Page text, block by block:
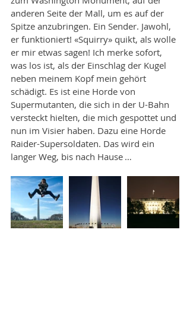
anderen Seite der Mall, um es auf der
Spitze anzubringen. Ein Sender. Jawohl,
er funktioniert! «Squirry» quikt, als wolle
er mir etwas sagen! Ich merke sofort,
was los ist, als der Einschlag der Kugel
neben meinem Kopf mein gehört
schädigt. Es ist eine Horde von
Supermutanten, die sich in der U-Bahn
versteckt hielten, die mich gespottet und
nun im Visier haben. Dazu eine Horde
Raider-Supersoldaten. Das wird ein
langer Weg, bis nach Hause …